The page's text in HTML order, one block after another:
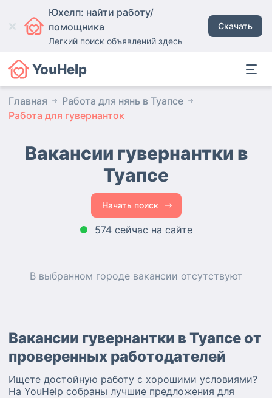
Юхелп: найти работу/
помощника
Легкий поиск объявлений здесь
Скачать
YouHelp
Главная
Работа для нянь в Туапсе
Работа для гувернанток
Вакансии гувернантки в
Туапсе
Начать поиск
574 сейчас на сайте
В выбранном городе вакансии отсутствуют
Вакансии гувернантки в Туапсе от
проверенных работодателей
Ищете достойную работу с хорошими условиями?
На YouHelp собраны лучшие предложения для